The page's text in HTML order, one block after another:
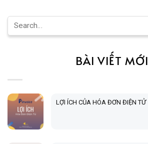
BÀI VIẾT MỚI
LỢI ÍCH CỦA HÓA ĐƠN ĐIỆN TỬ